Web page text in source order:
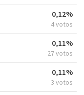
0,12%
4 votos
0,11%
27 votos
0,11%
3 votos